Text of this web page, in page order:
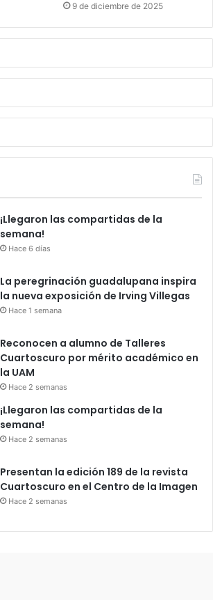
9 de diciembre de 2025
¡Llegaron las compartidas de la
semana!
Hace 6 días
La peregrinación guadalupana inspira
la nueva exposición de Irving Villegas
Hace 1 semana
Reconocen a alumno de Talleres
Cuartoscuro por mérito académico en
la UAM
Hace 2 semanas
¡Llegaron las compartidas de la
semana!
Hace 2 semanas
Presentan la edición 189 de la revista
Cuartoscuro en el Centro de la Imagen
Hace 2 semanas